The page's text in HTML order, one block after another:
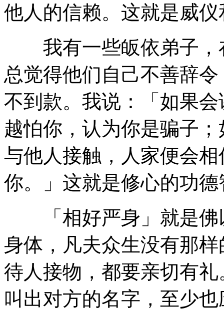
他人的信赖。这就是威
我有一些皈依弟子，
总觉得他们自己不善辞
不到款。我说：「如果
越怕你，认为你是骗子
与他人接触，人家便会
你。」这就是修心的功德
「相好严身」就是佛
身体，凡夫众生没有那
待人接物，都要亲切有
叫出对方的名字，至少